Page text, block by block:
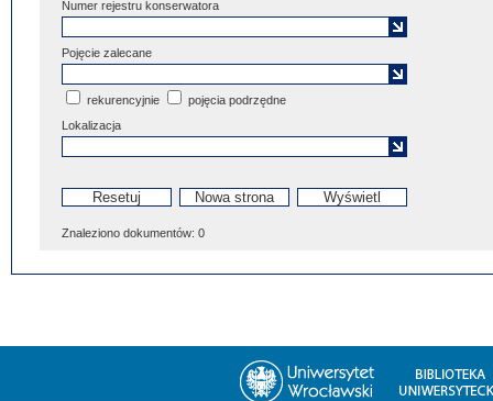
Numer rejestru konserwatora
Pojęcie zalecane
rekurencyjnie
pojęcia podrzędne
Lokalizacja
Znaleziono dokumentów: 0